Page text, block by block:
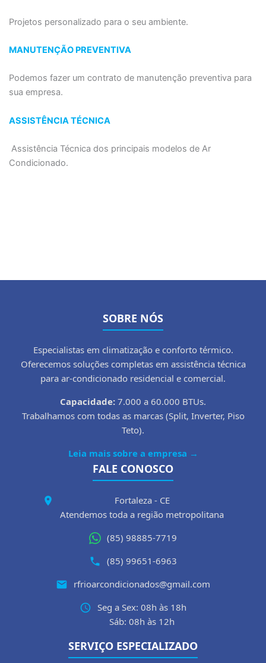
Projetos personalizado para o seu ambiente.
MANUTENÇÃO PREVENTIVA
Podemos fazer um contrato de manutenção preventiva para
sua empresa.
ASSISTÊNCIA TÉCNICA
Assistência Técnica dos principais modelos de Ar
Condicionado.
SOBRE NÓS
Especialistas em climatização e conforto térmico.
Oferecemos soluções completas em assistência técnica
para ar-condicionado residencial e comercial.
Capacidade: 7.000 a 60.000 BTUs.
Trabalhamos com todas as marcas (Split, Inverter, Piso
Teto).
Leia mais sobre a empresa →
FALE CONOSCO
Fortaleza - CE
Atendemos toda a região metropolitana
(85) 98885-7719
(85) 99651-6963
rfrioarcondicionados@gmail.com
Seg a Sex: 08h às 18h
Sáb: 08h às 12h
SERVIÇO ESPECIALIZADO